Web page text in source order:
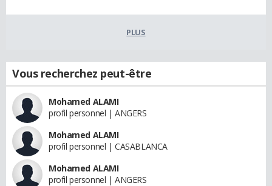
PLUS
Vous recherchez peut-être
Mohamed ALAMI
profil personnel | ANGERS
Mohamed ALAMI
profil personnel | CASABLANCA
Mohamed ALAMI
profil personnel | ANGERS